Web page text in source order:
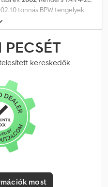
10 tonnás BPW tengelyek.
kg. Második tengely emelhető.
Raktér méretei: Hossz: 7000
950 mm. A hátsó rész
50%-os állapotban.
szám: 618. A Heinhuis
és árajánlatra, valamint a
és az azokat
formában megadott válaszával
feltételeinek
megismertette magát
nettó árak. = További
súly: 8625 kg Megengedett
24000 kg =
kereskedők
most